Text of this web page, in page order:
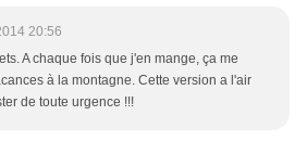
20:56
A chaque fois que j'en mange, ça me
à la montagne. Cette version a l'air
de toute urgence !!!